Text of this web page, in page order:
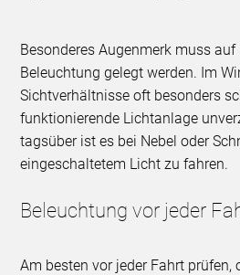
Besonderes Augenmerk muss auf
Beleuchtung gelegt werden. Im
Sichtverhältnisse oft besonders
funktionierende Lichtanlage
tagsüber ist es bei Nebel oder
eingeschaltetem Licht zu fahren.
Beleuchtung vor jeder
Am besten vor jeder Fahrt prüfen,